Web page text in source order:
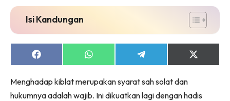
Isi Kandungan
Share
on
Share
on
Share
on
Share
on
Menghadap kiblat merupakan syarat sah solat dan
hukumnya adalah wajib. Ini dikuatkan lagi dengan hadis